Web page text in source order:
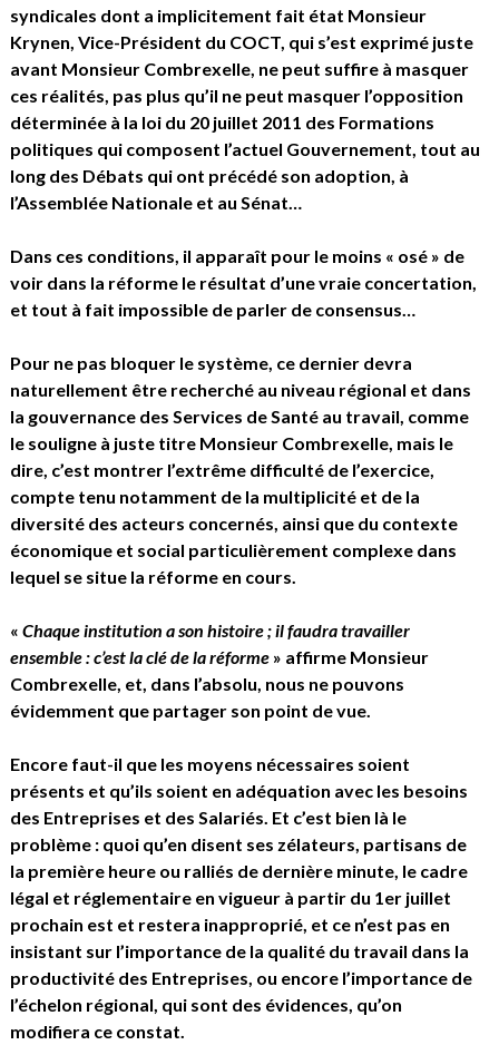
syndicales dont a implicitement fait état Monsieur
Krynen, Vice-Président du COCT, qui s’est exprimé juste
avant Monsieur Combrexelle, ne peut suffire à masquer
ces réalités, pas plus qu’il ne peut masquer l’opposition
déterminée à la loi du 20 juillet 2011 des Formations
politiques qui composent l’actuel Gouvernement, tout au
long des Débats qui ont précédé son adoption, à
l’Assemblée Nationale et au Sénat…
Dans ces conditions, il apparaît pour le moins « osé » de
voir dans la réforme le résultat d’une vraie concertation,
et tout à fait impossible de parler de consensus…
Pour ne pas bloquer le système, ce dernier devra
naturellement être recherché au niveau régional et dans
la gouvernance des Services de Santé au travail, comme
le souligne à juste titre Monsieur Combrexelle, mais le
dire, c’est montrer l’extrême difficulté de l’exercice,
compte tenu notamment de la multiplicité et de la
diversité des acteurs concernés, ainsi que du contexte
économique et social particulièrement complexe dans
lequel se situe la réforme en cours.
« Chaque institution a son histoire ; il faudra travailler
ensemble : c’est la clé de la réforme» affirme Monsieur
Combrexelle, et, dans l’absolu, nous ne pouvons
évidemment que partager son point de vue.
Encore faut-il que les moyens nécessaires soient
présents et qu’ils soient en adéquation avec les besoins
des Entreprises et des Salariés. Et c’est bien là le
problème : quoi qu’en disent ses zélateurs, partisans de
la première heure ou ralliés de dernière minute, le cadre
légal et réglementaire en vigueur à partir du 1er juillet
prochain est et restera inapproprié, et ce n’est pas en
insistant sur l’importance de la qualité du travail dans la
productivité des Entreprises, ou encore l’importance de
l’échelon régional, qui sont des évidences, qu’on
modifiera ce constat.